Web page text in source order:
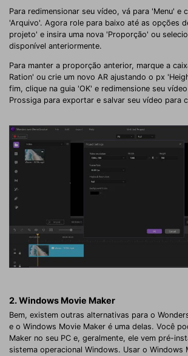
Para redimensionar seu vídeo, vá para 'Menu' e
'Arquivo'. Agora role para baixo até as opções
projeto' e insira uma nova 'Proporção' ou
disponível anteriormente.
Para manter a proporção anterior, marque a
Ration' ou crie um novo AR ajustando o px
fim, clique na guia 'OK' e redimensione seu
Prossiga para exportar e salvar seu vídeo para
2. Windows Movie Maker
Bem, existem outras alternativas para o
e o Windows Movie Maker é uma delas. Você
Maker no seu PC e, geralmente, ele vem pré-
sistema operacional Windows. Usar o Windows